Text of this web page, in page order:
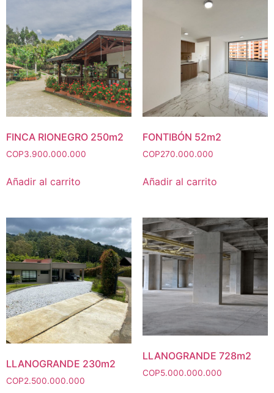
FINCA RIONEGRO 250m2
COP3.900.000.000
Añadir al carrito
FONTIBÓN 52m2
COP270.000.000
Añadir al carrito
LLANOGRANDE 230m2
COP2.500.000.000
LLANOGRANDE 728m2
COP5.000.000.000